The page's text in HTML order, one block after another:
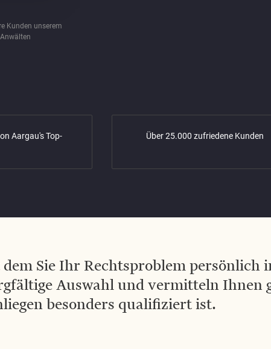
Kunden unserem
Aargau's Top-
Über 25.000 zufriedene Kunden
Sie Ihr Rechtsproblem persönlich
Auswahl und vermitteln Ihnen
besonders qualifiziert ist.